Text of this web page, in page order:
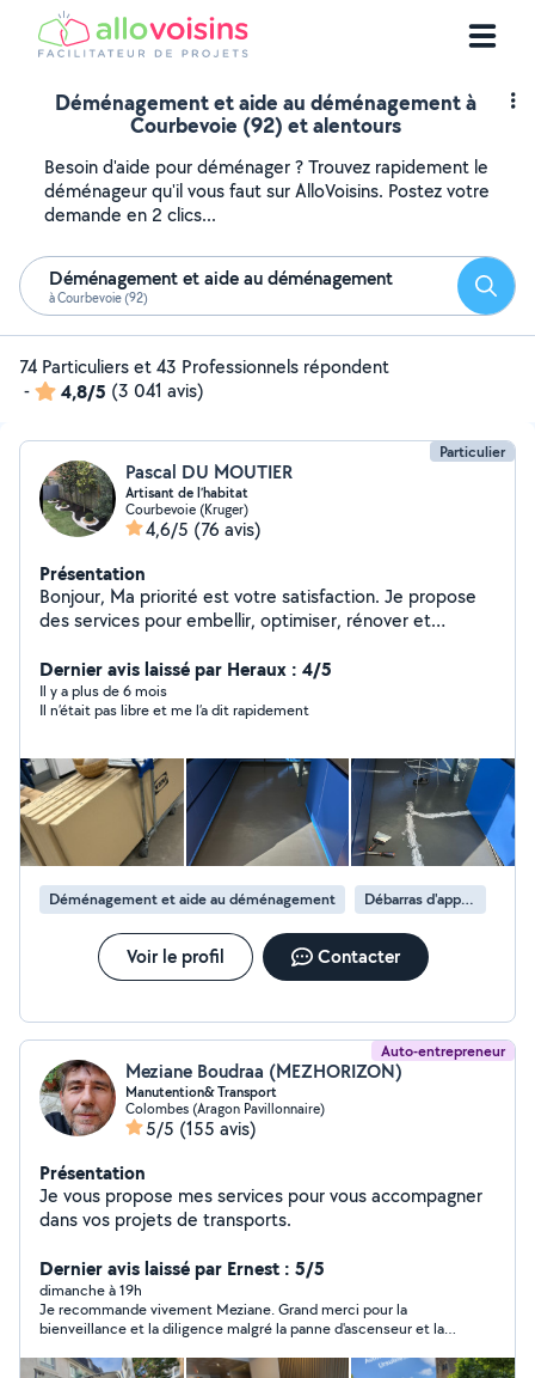
Déménagement et aide au déménagement à
Courbevoie (92) et alentours
Besoin d'aide pour déménager ? Trouvez rapidement le
déménageur qu'il vous faut sur AlloVoisins. Postez votre
demande en 2 clics...
Déménagement et aide au déménagement
à Courbevoie (92)
74 Particuliers et 43 Professionnels répondent
-
4,8/5 (3 041 avis)
Particulier
Pascal DU MOUTIER
Artisant de l’habitat
Courbevoie (Kruger)
4,6/5 (76 avis)
Présentation
Bonjour, Ma priorité est votre satisfaction. Je propose
des services pour embellir, optimiser, rénover et
Conciergerie : remise des clés pour locations courtes ou
longues durées, entretien avant/après location. Travaux
et aménagement : création et construction de cuisines,
entretien complet, remise en état et valorisation du
jardin. Serrurerie : ouverture de porte, remplacement de
serrure. Entretien voiture : Vidange et remplacement
des filtres Deplacement et remorquage en souterrain
ou dans la rue Passionné, polyvalent et sérieux, je
m'engage à fournir un travail de qualité. Bien à vous.
Dernier avis laissé par Heraux : 4/5
Il y a plus de 6 mois
Il n’était pas libre et me l’a dit rapidement
Déménagement et aide au déménagement Débarras d'appartement
Voir le profil Contacter
Auto-entrepreneur
Meziane Boudraa (MEZHORIZON)
Manutention& Transport
Colombes (Aragon Pavillonnaire)
5/5 (155 avis)
Présentation
Je vous propose mes services pour vous accompagner
dans vos projets de transports.
Dernier avis laissé par Ernest : 5/5
dimanche à 19h
Je recommande vivement Meziane. Grand merci pour la
bienveillance et la diligence malgré la panne d'ascenseur et la
la plus belle des manières. Merci !